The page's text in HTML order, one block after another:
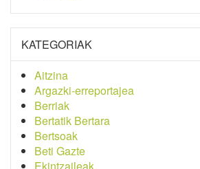
KATEGORIAK
Aitzina
Argazki-erreportajea
Berriak
Bertatik Bertara
Bertsoak
Beti Gazte
Ekintzaileak